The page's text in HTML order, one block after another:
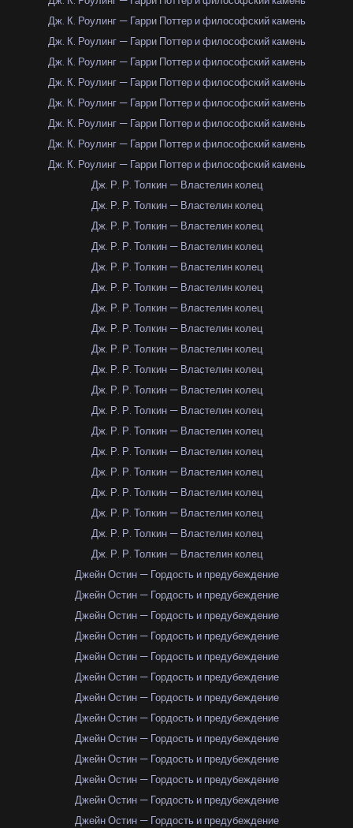
Дж. К. Роулинг — Гарри Поттер и философский камень
Дж. К. Роулинг — Гарри Поттер и философский камень
Дж. К. Роулинг — Гарри Поттер и философский камень
Дж. К. Роулинг — Гарри Поттер и философский камень
Дж. К. Роулинг — Гарри Поттер и философский камень
Дж. К. Роулинг — Гарри Поттер и философский камень
Дж. К. Роулинг — Гарри Поттер и философский камень
Дж. К. Роулинг — Гарри Поттер и философский камень
Дж. Р. Р. Толкин — Властелин колец
Дж. Р. Р. Толкин — Властелин колец
Дж. Р. Р. Толкин — Властелин колец
Дж. Р. Р. Толкин — Властелин колец
Дж. Р. Р. Толкин — Властелин колец
Дж. Р. Р. Толкин — Властелин колец
Дж. Р. Р. Толкин — Властелин колец
Дж. Р. Р. Толкин — Властелин колец
Дж. Р. Р. Толкин — Властелин колец
Дж. Р. Р. Толкин — Властелин колец
Дж. Р. Р. Толкин — Властелин колец
Дж. Р. Р. Толкин — Властелин колец
Дж. Р. Р. Толкин — Властелин колец
Дж. Р. Р. Толкин — Властелин колец
Дж. Р. Р. Толкин — Властелин колец
Дж. Р. Р. Толкин — Властелин колец
Дж. Р. Р. Толкин — Властелин колец
Дж. Р. Р. Толкин — Властелин колец
Дж. Р. Р. Толкин — Властелин колец
Джейн Остин — Гордость и предубеждение
Джейн Остин — Гордость и предубеждение
Джейн Остин — Гордость и предубеждение
Джейн Остин — Гордость и предубеждение
Джейн Остин — Гордость и предубеждение
Джейн Остин — Гордость и предубеждение
Джейн Остин — Гордость и предубеждение
Джейн Остин — Гордость и предубеждение
Джейн Остин — Гордость и предубеждение
Джейн Остин — Гордость и предубеждение
Джейн Остин — Гордость и предубеждение
Джейн Остин — Гордость и предубеждение
Джейн Остин — Гордость и предубеждение